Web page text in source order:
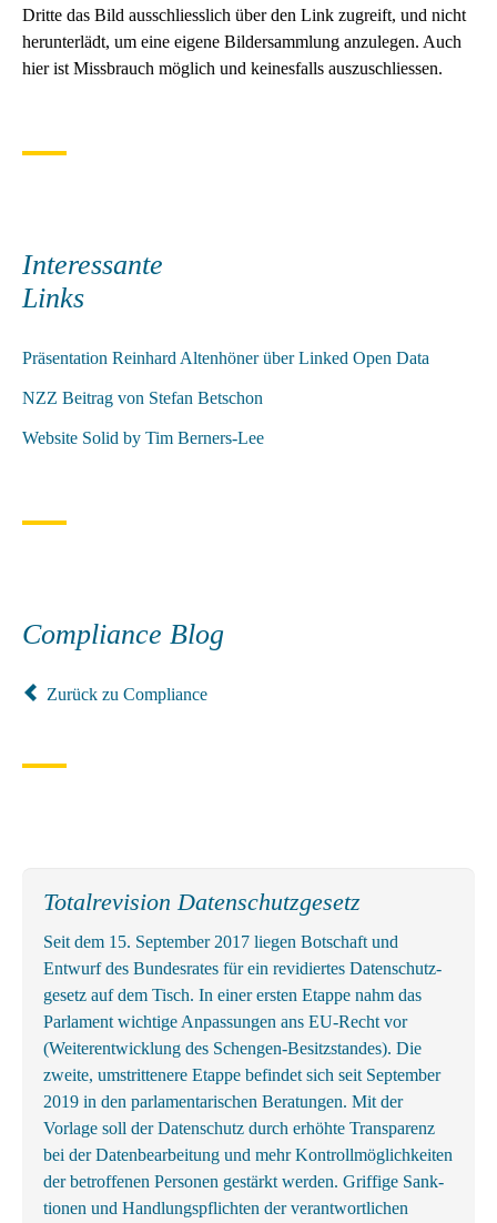
Dritte das Bild ausschliesslich über den Link zugreift, und nicht
herunterlädt, um eine eigene Bildersammlung anzulegen. Auch
hier ist Missbrauch möglich und keinesfalls auszuschliessen.
Interessante
Links
Präsentation Reinhard Altenhöner über Linked Open Data
NZZ Beitrag von Stefan Betschon
Website Solid by Tim Berners-Lee
Compliance Blog
Zurück zu Compliance
Totalrevision Datenschutzgesetz
Seit dem 15. September 2017 liegen Botschaft und
Entwurf des Bundes­rates für ein revidiertes Daten­schutz­
gesetz auf dem Tisch. In einer ersten Etappe nahm das
Parlament wichtige An­passungen ans EU-Recht vor
(Weiter­entwicklung des Schengen-Besitz­standes). Die
zweite, um­strittenere Etappe befindet sich seit September
2019 in den parlamentarischen Beratungen. Mit der
Vorlage soll der Datenschutz durch erhöhte Transparenz
bei der Datenbearbeitung und mehr Kontrollmöglichkeiten
der betroffenen Personen gestärkt werden. Griffige Sank­
tionen und Handlungs­pflichten der ver­ant­wortl­ichen